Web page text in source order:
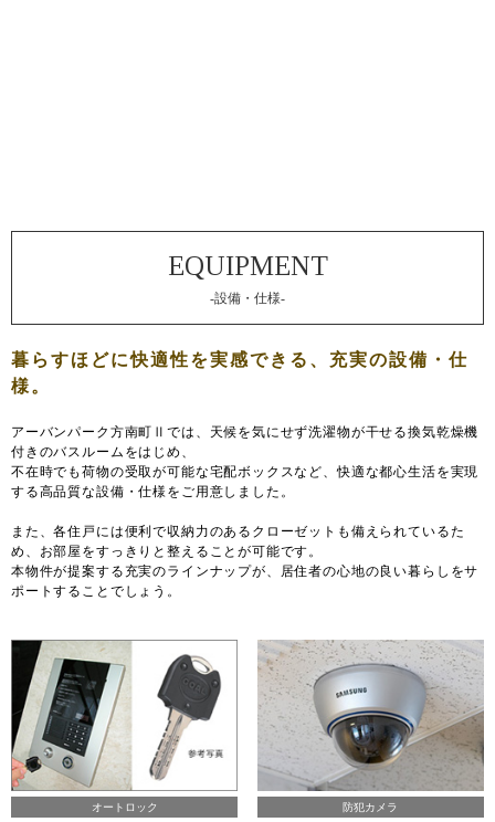
-設備・仕様-
アーバンパーク方南町Ⅱでは、天候を気にせず洗濯物が干せる換気乾燥機
付きのバスルームをはじめ、
不在時でも荷物の受取が可能な宅配ボックスなど、快適な都心生活を実現
する高品質な設備・仕様をご用意しました。
また、各住戸には便利で収納力のあるクローゼットも備えられているた
め、お部屋をすっきりと整えることが可能です。
本物件が提案する充実のラインナップが、居住者の心地の良い暮らしをサ
ポートすることでしょう。
オートロック 防犯カメラ